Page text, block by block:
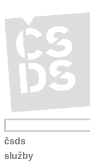
čsds
služby